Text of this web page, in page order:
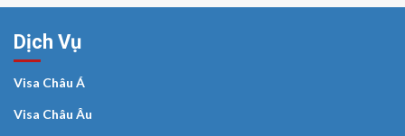
Dịch Vụ
Visa Châu Á
Visa Châu Âu